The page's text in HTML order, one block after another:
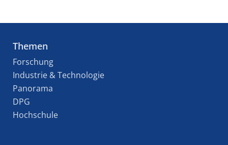
Themen
Forschung
Industrie & Technologie
Panorama
DPG
Hochschule